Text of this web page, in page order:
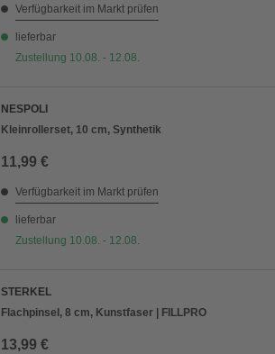
Verfügbarkeit im Markt prüfen
lieferbar
Zustellung 10.08. - 12.08.
NESPOLI
Kleinrollerset, 10 cm, Synthetik
11,99 €
Verfügbarkeit im Markt prüfen
lieferbar
Zustellung 10.08. - 12.08.
STERKEL
Flachpinsel, 8 cm, Kunstfaser | FILLPRO
13,99 €